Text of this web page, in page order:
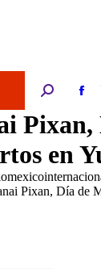
Buscar:
in
new
Pixan,
en
Pixan, Día de